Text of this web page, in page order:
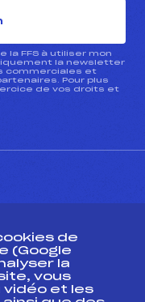
la FFS à utiliser mon
la newsletter
commerciales et
Pour plus
de vos droits et
de
(Google
la
vous
vidéo et les